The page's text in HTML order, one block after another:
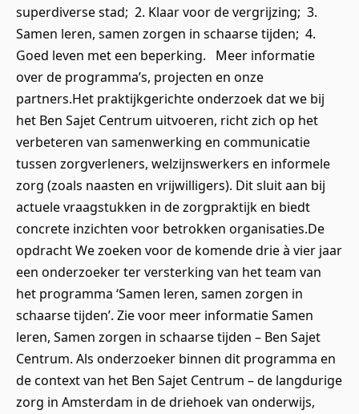
superdiverse stad; 2. Klaar voor de vergrijzing; 3.
Samen leren, samen zorgen in schaarse tijden; 4.
Goed leven met een beperking. Meer informatie
over de programma’s, projecten en onze
partners.Het praktijkgerichte onderzoek dat we bij
het Ben Sajet Centrum uitvoeren, richt zich op het
verbeteren van samenwerking en communicatie
tussen zorgverleners, welzijnswerkers en informele
zorg (zoals naasten en vrijwilligers). Dit sluit aan bij
actuele vraagstukken in de zorgpraktijk en biedt
concrete inzichten voor betrokken organisaties.De
opdracht We zoeken voor de komende drie à vier jaar
een onderzoeker ter versterking van het team van
het programma ‘Samen leren, samen zorgen in
schaarse tijden’. Zie voor meer informatie Samen
leren, Samen zorgen in schaarse tijden – Ben Sajet
Centrum. Als onderzoeker binnen dit programma en
de context van het Ben Sajet Centrum – de langdurige
zorg in Amsterdam in de driehoek van onderwijs,